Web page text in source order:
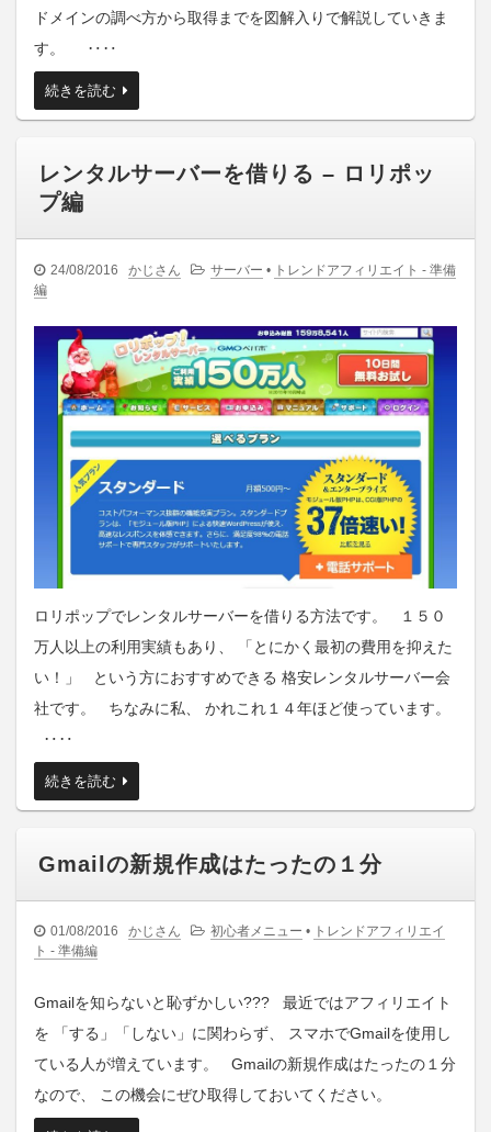
ドメインの調べ方から取得までを図解入りで解説していきま
す。 ‥‥
続きを読む
レンタルサーバーを借りる – ロリポッ
プ編
24/08/2016 かじさん サーバー • トレンドアフィリエイト - 準備
編
ロリポップでレンタルサーバーを借りる方法です。 １５０
万人以上の利用実績もあり、 「とにかく最初の費用を抑えた
い！」 という方におすすめできる 格安レンタルサーバー会
社です。 ちなみに私、 かれこれ１４年ほど使っています。
‥‥
続きを読む
Gmailの新規作成はたったの１分
01/08/2016 かじさん 初心者メニュー • トレンドアフィリエイ
ト - 準備編
Gmailを知らないと恥ずかしい??? 最近ではアフィリエイト
を 「する」「しない」に関わらず、 スマホでGmailを使用し
ている人が増えています。 Gmailの新規作成はたったの１分
なので、 この機会にぜひ取得しておいてください。